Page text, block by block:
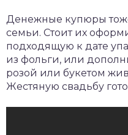
Денежные купюры
семьи. Стоит их
подходящую к дате
из фольги, или
розой или букетом
Жестяную свадьбу